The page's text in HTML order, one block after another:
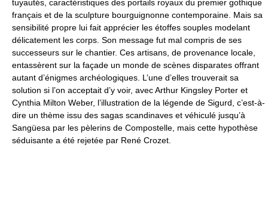
tuyautés, caractéristiques des portails royaux du premier gothique
français et de la sculpture bourguignonne contemporaine. Mais sa
sensibilité propre lui fait apprécier les étoffes souples modelant
délicatement les corps. Son message fut mal compris de ses
successeurs sur le chantier. Ces artisans, de provenance locale,
entassèrent sur la façade un monde de scènes disparates offrant
autant d’énigmes archéologiques. L’une d’elles trouverait sa
solution si l’on acceptait d’y voir, avec Arthur Kingsley Porter et
Cynthia Milton Weber, l’illustration de la légende de Sigurd, c’est-à-
dire un thème issu des sagas scandinaves et véhiculé jusqu’à
Sangüesa par les pèlerins de Compostelle, mais cette hypothèse
séduisante a été rejetée par René Crozet.